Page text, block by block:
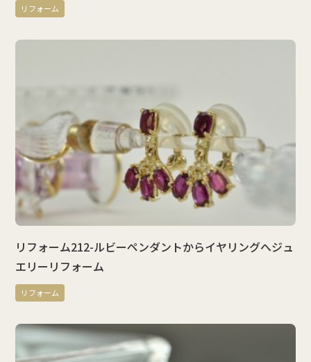
リフォーム
リフォーム212-ルビーペンダントからイヤリングへジュ
エリーリフォーム
リフォーム